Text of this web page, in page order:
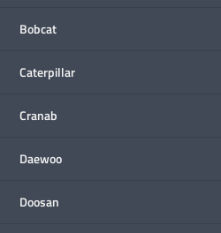
Bobcat
Caterpillar
Cranab
Daewoo
Doosan